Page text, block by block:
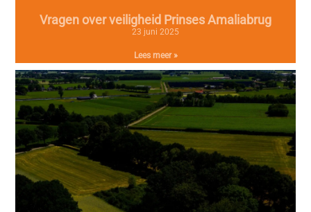
Vragen over veiligheid Prinses Amaliabrug
23 juni 2025
Lees meer »